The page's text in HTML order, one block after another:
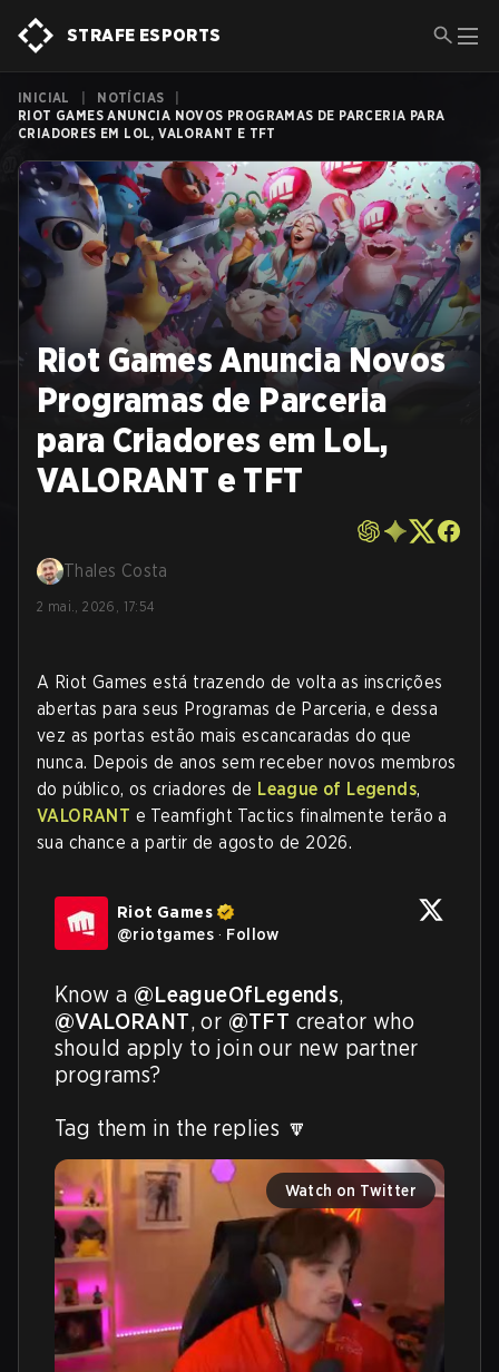
STRAFE ESPORTS
INICIAL NOTÍCIAS
RIOT GAMES ANUNCIA NOVOS PROGRAMAS DE PARCERIA PARA
CRIADORES EM LOL, VALORANT E TFT
Riot Games Anuncia Novos
Programas de Parceria
para Criadores em LoL,
VALORANT e TFT
Thales Costa
2 mai., 2026, 17:54
A Riot Games está trazendo de volta as inscrições
abertas para seus Programas de Parceria, e dessa
vez as portas estão mais escancaradas do que
nunca. Depois de anos sem receber novos membros
do público, os criadores de League of Legends,
VALORANT e Teamfight Tactics finalmente terão a
sua chance a partir de agosto de 2026.
Riot Games
@riotgames · Follow
Know a @LeagueOfLegends
@VALORANT, or @TFT creator who
should apply to join our new partner
programs?
Tag them in the replies 🔽
Watch on Twitter